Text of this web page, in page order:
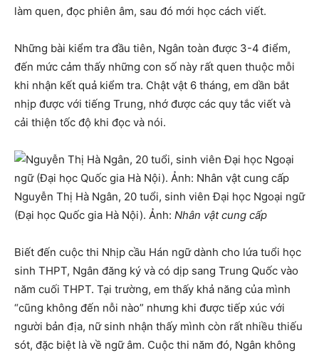
làm quen, đọc phiên âm, sau đó mới học cách viết.
Những bài kiểm tra đầu tiên, Ngân toàn được 3-4 điểm,
đến mức cảm thấy những con số này rất quen thuộc mỗi
khi nhận kết quả kiểm tra. Chật vật 6 tháng, em dần bắt
nhịp được với tiếng Trung, nhớ được các quy tắc viết và
cải thiện tốc độ khi đọc và nói.
Nguyễn Thị Hà Ngân, 20 tuổi, sinh viên Đại học Ngoại ngữ
(Đại học Quốc gia Hà Nội). Ảnh: Nhân vật cung cấp
Biết đến cuộc thi Nhịp cầu Hán ngữ dành cho lứa tuổi học
sinh THPT, Ngân đăng ký và có dịp sang Trung Quốc vào
năm cuối THPT. Tại trường, em thấy khả năng của mình
“cũng không đến nỗi nào” nhưng khi được tiếp xúc với
người bản địa, nữ sinh nhận thấy mình còn rất nhiều thiếu
sót, đặc biệt là về ngữ âm. Cuộc thi năm đó, Ngân không